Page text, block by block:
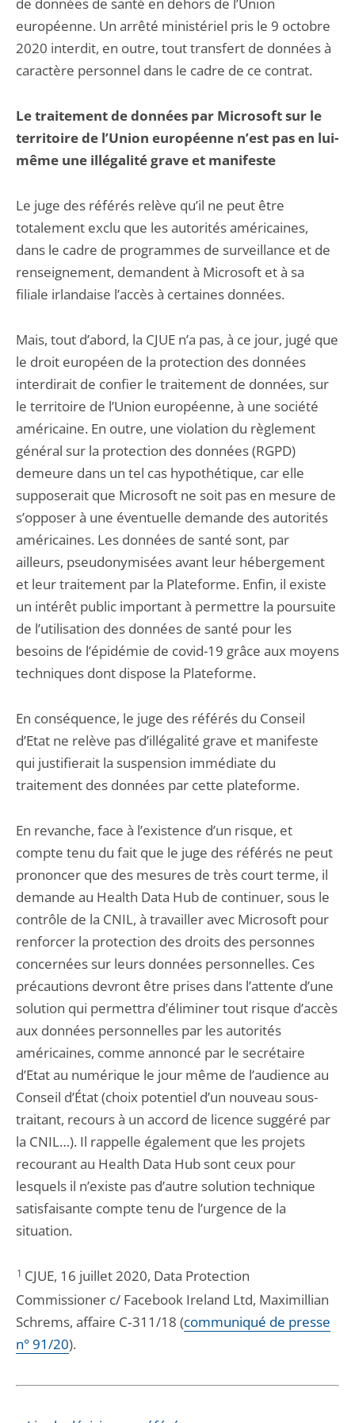
européenne. Un arrêté ministériel pris le 9 octobre
2020 interdit, en outre, tout transfert de données à
caractère personnel dans le cadre de ce contrat.
Le traitement de données par Microsoft sur le
territoire de l’Union européenne n’est pas en lui-
même une illégalité grave et manifeste
Le juge des référés relève qu’il ne peut être
totalement exclu que les autorités américaines,
dans le cadre de programmes de surveillance et de
renseignement, demandent à Microsoft et à sa
filiale irlandaise l’accès à certaines données.
Mais, tout d’abord, la CJUE n’a pas, à ce jour, jugé que
le droit européen de la protection des données
interdirait de confier le traitement de données, sur
le territoire de l’Union européenne, à une société
américaine. En outre, une violation du règlement
général sur la protection des données (RGPD)
demeure dans un tel cas hypothétique, car elle
supposerait que Microsoft ne soit pas en mesure de
s’opposer à une éventuelle demande des autorités
américaines. Les données de santé sont, par
ailleurs, pseudonymisées avant leur hébergement
et leur traitement par la Plateforme. Enfin, il existe
un intérêt public important à permettre la poursuite
de l’utilisation des données de santé pour les
besoins de l’épidémie de covid-19 grâce aux moyens
techniques dont dispose la Plateforme.
En conséquence, le juge des référés du Conseil
d’Etat ne relève pas d’illégalité grave et manifeste
qui justifierait la suspension immédiate du
traitement des données par cette plateforme.
En revanche, face à l’existence d’un risque, et
compte tenu du fait que le juge des référés ne peut
prononcer que des mesures de très court terme, il
demande au Health Data Hub de continuer, sous le
contrôle de la CNIL, à travailler avec Microsoft pour
renforcer la protection des droits des personnes
concernées sur leurs données personnelles. Ces
précautions devront être prises dans l’attente d’une
solution qui permettra d’éliminer tout risque d’accès
aux données personnelles par les autorités
américaines, comme annoncé par le secrétaire
d’Etat au numérique le jour même de l’audience au
Conseil d’État (choix potentiel d’un nouveau sous-
traitant, recours à un accord de licence suggéré par
la CNIL…). Il rappelle également que les projets
recourant au Health Data Hub sont ceux pour
lesquels il n’existe pas d’autre solution technique
satisfaisante compte tenu de l’urgence de la
situation.
1 CJUE, 16 juillet 2020, Data Protection
Commissioner c/ Facebook Ireland Ltd, Maximillian
Schrems, affaire C‑311/18 (communiqué de presse
n° 91/20).